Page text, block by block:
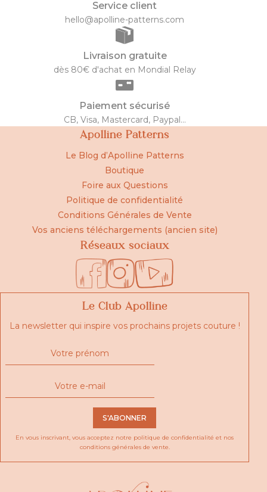
Service client
hello@apolline-patterns.com
Livraison gratuite
dès 80€ d'achat en Mondial Relay
Paiement sécurisé
CB, Visa, Mastercard, Paypal...
Apolline Patterns
Le Blog d’Apolline Patterns
Boutique
Foire aux Questions
Politique de confidentialité
Conditions Générales de Vente
Vos anciens téléchargements (ancien site)
Réseaux sociaux
Le Club Apolline
La newsletter qui inspire vos prochains projets couture !
S'ABONNER
En vous inscrivant, vous acceptez notre politique de confidentialité et nos
conditions générales de vente.